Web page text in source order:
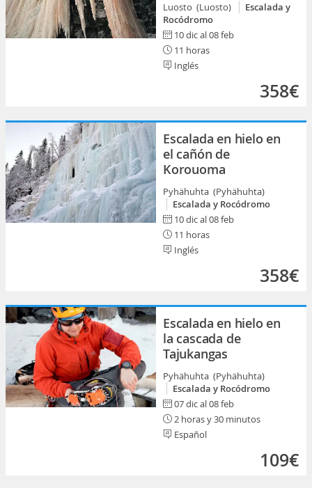
Luosto (Luosto)
Escalada y
Rocódromo
10 dic al 08 feb
11 horas
Inglés
358€
Escalada en hielo en
el cañón de
Korouoma
Pyhähuhta (Pyhähuhta)
Escalada y Rocódromo
10 dic al 08 feb
11 horas
Inglés
358€
Escalada en hielo en
la cascada de
Tajukangas
Pyhähuhta (Pyhähuhta)
Escalada y Rocódromo
07 dic al 08 feb
2 horas y 30 minutos
Español
109€